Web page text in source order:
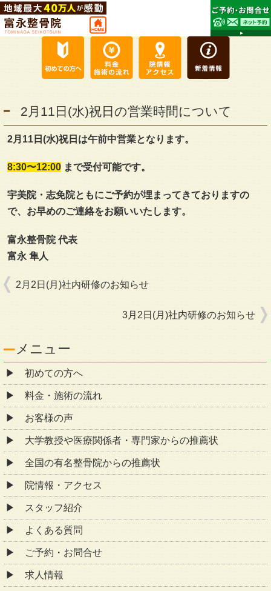
2月11日(水)祝日の営業時間について
2月11日(水)祝日は午前中営業となります。
8:30〜12:00 まで受付可能です。
宇美院・志免院ともにご予約が埋まってきておりますの
で、お早めのご連絡をお願いいたします。
富永整骨院 代表
富永 隼人
2月2日(月)社内研修のお知らせ
3月2日(月)社内研修のお知らせ
メニュー
初めての方へ
料金・施術の流れ
お客様の声
大学教授や医療関係者・専門家からの推薦状
全国の有名整骨院からの推薦状
院情報・アクセス
スタッフ紹介
よくある質問
ご予約・お問合せ
求人情報